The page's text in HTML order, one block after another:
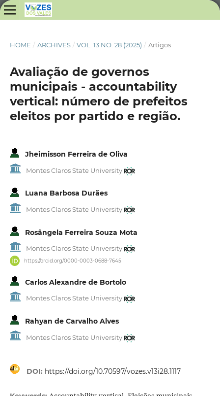
HOME / ARCHIVES / VOL. 13 NO. 28 (2025) / Artigos
Avaliação de governos
municipais - accountability
vertical: número de prefeitos
eleitos por partido e região.
Jheimisson Ferreira de Oliva
Montes Claros State University
Luana Barbosa Durães
Montes Claros State University
Rosângela Ferreira Souza Mota
Montes Claros State University
https://orcid.org/0000-0003-0688-7645
Carlos Alexandre de Bortolo
Montes Claros State University
Rahyan de Carvalho Alves
Montes Claros State University
DOI: https://doi.org/10.70597/vozes.v13i28.1117